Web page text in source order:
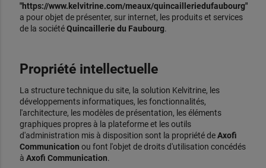
"https://www.kelvitrine.com/meaux/quincailleriedufaubourg"
a pour objet de présenter, sur internet, les produits et services
de la sociétéQuincaillerie du Faubourg.
Propriété intellectuelle
La structure technique du site, la solution Kelvitrine, les
développements informatiques, les fonctionnalités,
l'architecture, les modèles de présentation, les éléments
graphiques propres à la plateforme et les outils
d'administration mis à disposition sont la propriété deAxofi
Communication ou font l'objet de droits d'utilisation concédés
à Axofi Communication.